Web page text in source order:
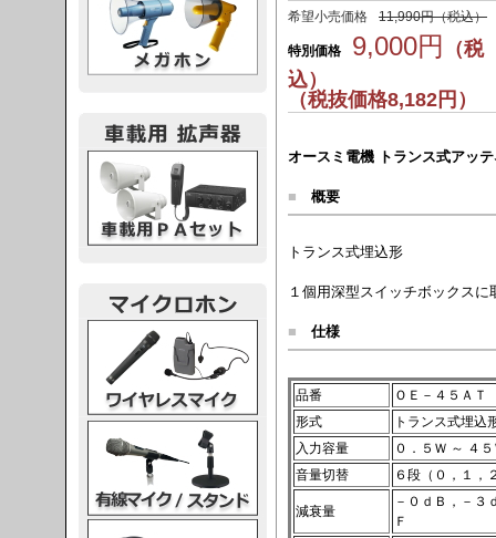
希望小売価格
11,990円（税込）
特別価格 9,000円 （税
込）
（税抜価格8,182円）
オースミ電機 トランス式アッ
■ 概要
トランス式埋込形
１個用深型スイッチボックスに
■ 仕様
品番
ＯＥ－４５ＡＴ
形式
トランス式埋込
入力容量
０．５Ｗ ～ ４
音量切替
６段（０，１，
減衰量
－０ｄＢ，－３
Ｆ